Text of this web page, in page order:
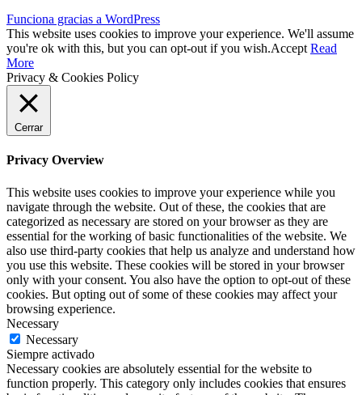
Funciona gracias a WordPress
This website uses cookies to improve your experience. We'll assume
you're ok with this, but you can opt-out if you wish.Accept Read
More
Privacy & Cookies Policy
Cerrar
Privacy Overview
This website uses cookies to improve your experience while you
navigate through the website. Out of these, the cookies that are
categorized as necessary are stored on your browser as they are
essential for the working of basic functionalities of the website. We
also use third-party cookies that help us analyze and understand how
you use this website. These cookies will be stored in your browser
only with your consent. You also have the option to opt-out of these
cookies. But opting out of some of these cookies may affect your
browsing experience.
Necessary
Necessary
Siempre activado
Necessary cookies are absolutely essential for the website to
function properly. This category only includes cookies that ensures